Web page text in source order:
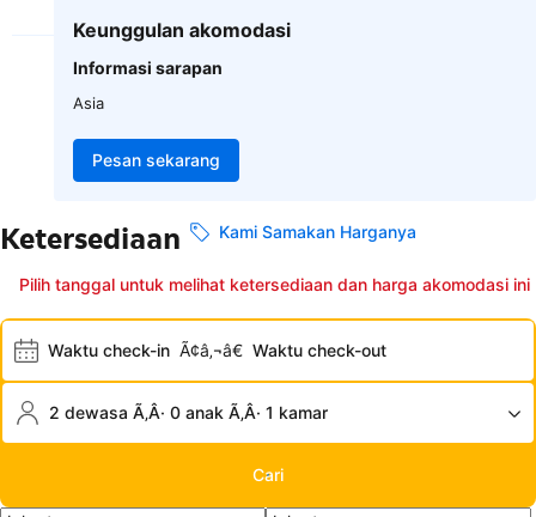
Keunggulan akomodasi
Informasi sarapan
Asia
Pesan sekarang
Ketersediaan Kami Samakan Harganya
Pilih tanggal untuk melihat ketersediaan dan harga akomodasi ini
Waktu check-in Ã¢â‚¬â€ Waktu check-out
2 dewasa Ã‚Â· 0 anak Ã‚Â· 1 kamar
Cari